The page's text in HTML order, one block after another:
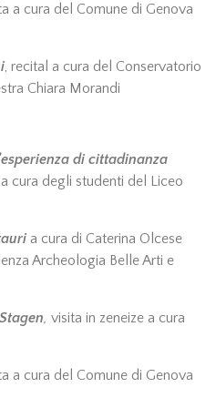
cura del Comune di Genova
, recital a cura del Conservatorio
Chiara Morandi
di cittadinanza
a cura degli studenti del Liceo
a cura di Caterina Olcese
Archeologia Belle Arti e
, visita in zeneize a cura
cura del Comune di Genova